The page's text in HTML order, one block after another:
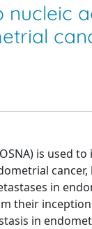
nucleic
is used
in
their
in